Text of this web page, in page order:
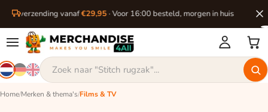
verzending vanaf€29,95· Voor 16:00 besteld, morgen in huis
Home/Merken & thema's/Films & TV